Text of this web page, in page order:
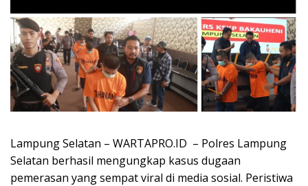
Lampung Selatan – WARTAPRO.ID – Polres Lampung
Selatan berhasil mengungkap kasus dugaan
pemerasan yang sempat viral di media sosial. Peristiwa